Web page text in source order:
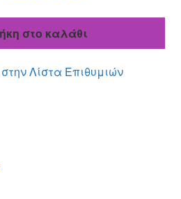
είναι:
στο καλάθι
Λίστα Επιθυμιών